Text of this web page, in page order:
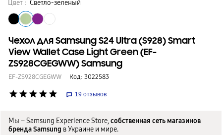
Цвет : Светло-зеленый
Чехол для Samsung S24 Ultra (S928) Smart
View Wallet Case Light Green (EF-
ZS928CGEGWW) Samsung
EF-ZS928CGEGWW Код: 3022583
star star star star star 19 отзывов
Мы – Samsung Experience Store,собственная сеть магазинов
бренда Samsung в Украине и мире.